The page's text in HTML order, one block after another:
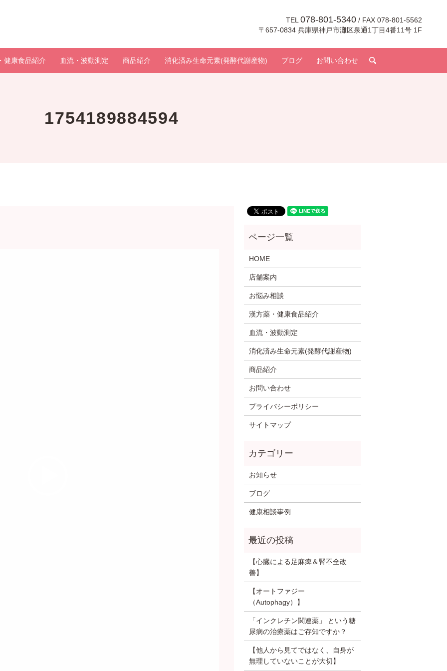
TEL 078-801-5340 / FAX 078-801-5562
〒657-0834 兵庫県神戸市灘区泉通1丁目4番11号 1F
健康食品紹介 血流・波動測定 商品紹介 消化済み生命元素(発酵代謝産物) ブログ お問い合わせ
1754189884594
HOME
店舗案内
お悩み相談
漢方薬・健康食品紹介
血流・波動測定
消化済み生命元素(発酵代謝産物)
商品紹介
お問い合わせ
プライバシーポリシー
サイトマップ
お知らせ
ブログ
健康相談事例
【心臓による足麻痺＆腎不全改
善】
【オートファジー
（Autophagy）】
「インクレチン関連薬」 という糖
尿病の治療薬はご存知ですか？
【他人から見てではなく、自身が
無理していないことが大切】